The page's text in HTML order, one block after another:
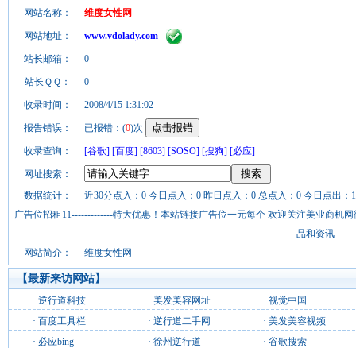
网站名称：
维度女性网
网站地址： www.vdolady.com -
站长邮箱： 0
站长ＱＱ： 0
收录时间： 2008/4/15 1:31:02
报告错误： 已报错：(0)次
收录查询： [谷歌] [百度] [8603] [SOSO] [搜狗] [必应]
网址搜索：
数据统计：
近30分点入：0 今日点入：0 昨日点入：0 总点入：0 今日点出：
广告位招租11-------------特大优惠！本站链接广告位一元每个 欢迎关注美业商机
品和资讯
网站简介：
维度女性网
【最新来访网站】
· 逆行道科技 · 美发美容网址 · 视觉中国
· 百度工具栏 · 逆行道二手网 · 美发美容视频
· 必应bing · 徐州逆行道 · 谷歌搜索